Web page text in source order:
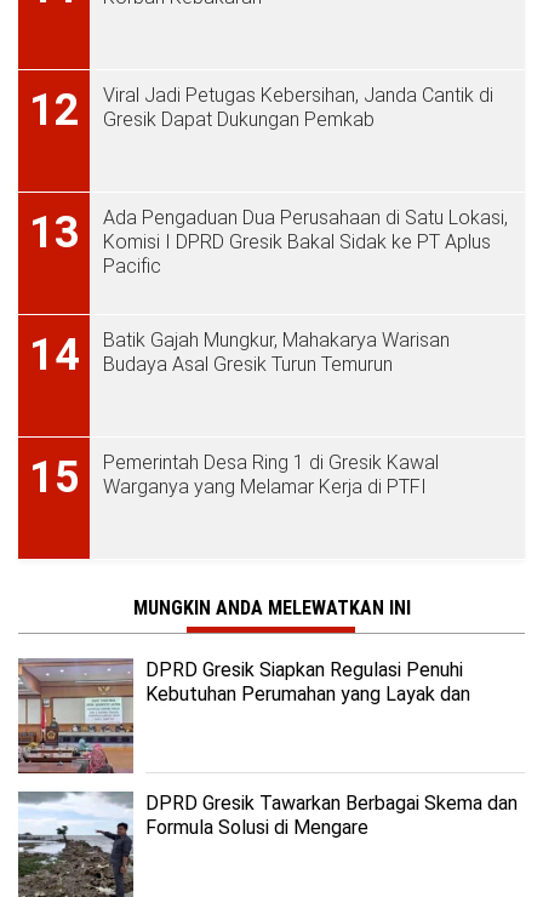
12
Viral Jadi Petugas Kebersihan, Janda Cantik di
Gresik Dapat Dukungan Pemkab
13
Ada Pengaduan Dua Perusahaan di Satu Lokasi,
Komisi I DPRD Gresik Bakal Sidak ke PT Aplus
Pacific
14
Batik Gajah Mungkur, Mahakarya Warisan
Budaya Asal Gresik Turun Temurun
15
Pemerintah Desa Ring 1 di Gresik Kawal
Warganya yang Melamar Kerja di PTFI
MUNGKIN ANDA MELEWATKAN INI
DPRD Gresik Siapkan Regulasi Penuhi
Kebutuhan Perumahan yang Layak dan
DPRD Gresik Tawarkan Berbagai Skema dan
Formula Solusi di Mengare